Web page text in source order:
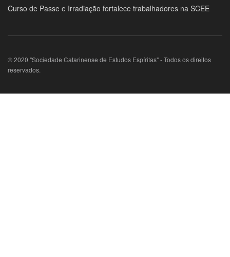
Curso de Passe e Irradiação fortalece trabalhadores na SCEE
© 2020 "Sociedade Catarinense de Estudos Espíritas" - Todos os direitos
reservados.